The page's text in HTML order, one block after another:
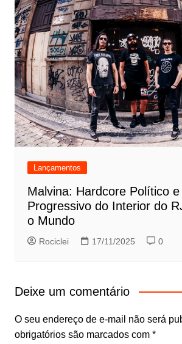
Lançamentos
Malvina: Hardcore Político e
Progressivo do Interior do
o Mundo
Rociclei 17/11/2025 0
Deixe um comentário
O seu endereço de e-mail não será
obrigatórios são marcados com *